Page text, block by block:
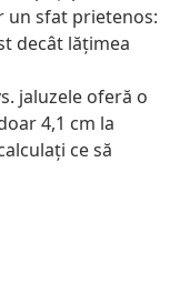
un sfat prietenos:
decât lățimea
jaluzele oferă o
4,1 cm la
ce să